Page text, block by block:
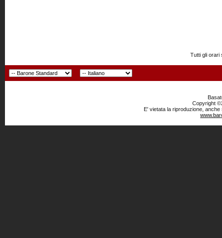
Tutti gli orari
Copyright
E' vietata la riproduzione,